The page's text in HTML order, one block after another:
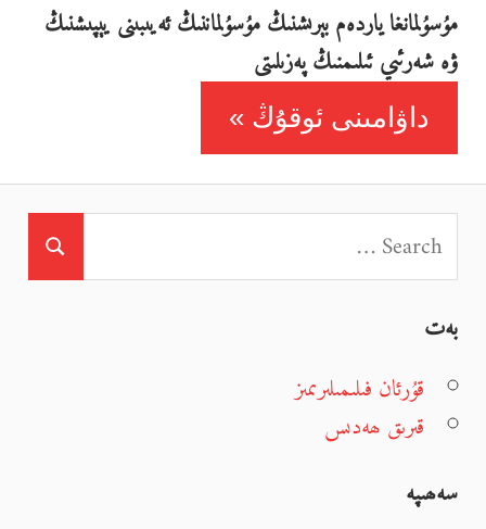
مۇسۇلمانغا ياردەم بېرىشنىڭ مۇسۇلماننىڭ ئەيىبىنى يېپىشنىڭ
ۋە شەرئىي ئىلىمنىڭ پەزىلىتى
داۋامىنى ئوقۇڭ
بەت
قۇرئان فىلىمىلىرىمىز
قىرىق ھەدىس
سەھىپە